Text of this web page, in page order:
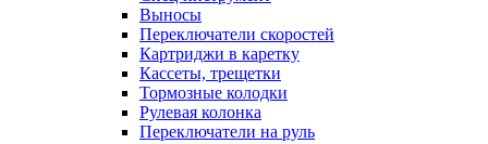
Выносы
Переключатели скоростей
Картриджи в каретку
Кассеты, трещетки
Тормозные колодки
Рулевая колонка
Переключатели на руль